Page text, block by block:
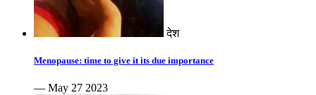
देश
Menopause: time to give it its due importance
— May 27 2023